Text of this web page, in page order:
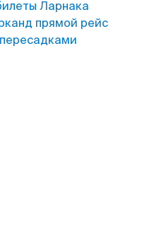
Ларнака
прямой рейс